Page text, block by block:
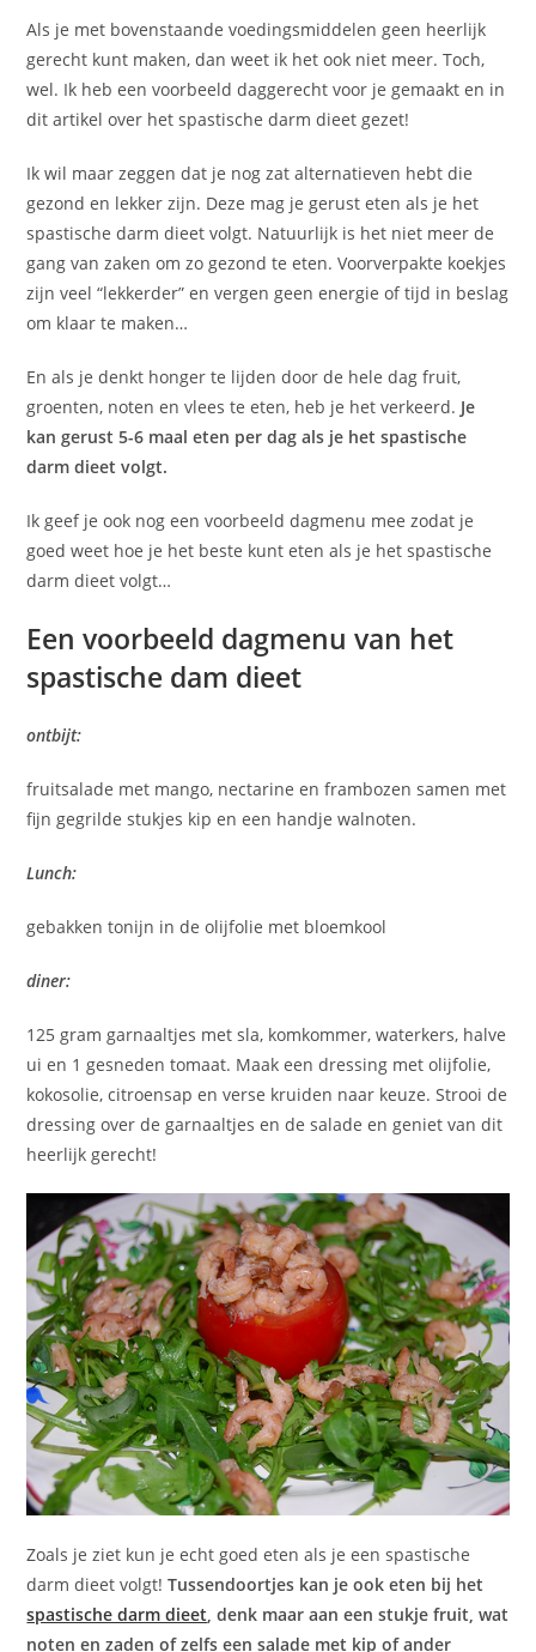
Als je met bovenstaande voedingsmiddelen geen heerlijk
gerecht kunt maken, dan weet ik het ook niet meer. Toch,
wel. Ik heb een voorbeeld daggerecht voor je gemaakt en in
dit artikel over het spastische darm dieet gezet!
Ik wil maar zeggen dat je nog zat alternatieven hebt die
gezond en lekker zijn. Deze mag je gerust eten als je het
spastische darm dieet volgt. Natuurlijk is het niet meer de
gang van zaken om zo gezond te eten. Voorverpakte koekjes
zijn veel “lekkerder” en vergen geen energie of tijd in beslag
om klaar te maken…
En als je denkt honger te lijden door de hele dag fruit,
groenten, noten en vlees te eten, heb je het verkeerd. Je
kan gerust 5-6 maal eten per dag als je het spastische
darm dieet volgt.
Ik geef je ook nog een voorbeeld dagmenu mee zodat je
goed weet hoe je het beste kunt eten als je het spastische
darm dieet volgt…
Een voorbeeld dagmenu van het
spastische dam dieet
ontbijt:
fruitsalade met mango, nectarine en frambozen samen met
fijn gegrilde stukjes kip en een handje walnoten.
Lunch:
gebakken tonijn in de olijfolie met bloemkool
diner:
125 gram garnaaltjes met sla, komkommer, waterkers, halve
ui en 1 gesneden tomaat. Maak een dressing met olijfolie,
kokosolie, citroensap en verse kruiden naar keuze. Strooi de
dressing over de garnaaltjes en de salade en geniet van dit
heerlijk gerecht!
Zoals je ziet kun je echt goed eten als je een spastische
darm dieet volgt! Tussendoortjes kan je ook eten bij het
spastische darm dieet, denk maar aan een stukje fruit, wat
noten en zaden of zelfs een salade met kip of ander